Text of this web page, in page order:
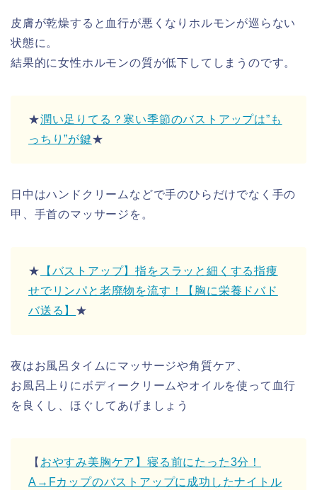
皮膚が乾燥すると血行が悪くなりホルモンが巡らない
状態に。
結果的に女性ホルモンの質が低下してしまうのです。
★潤い足りてる？寒い季節のバストアップは”も
っちり”が鍵★
日中はハンドクリームなどで手のひらだけでなく手の
甲、手首のマッサージを。
★
【バストアップ】指をスラッと細くする指痩
せでリンパと老廃物を流す！【胸に栄養ドバド
バ送る】 ★
夜はお風呂タイムにマッサージや角質ケア、
お風呂上りにボディークリームやオイルを使って血行
を良くし、ほぐしてあげましょう
【 おやすみ美胸ケア】寝る前にたった3分！
A→Fカップのバストアップに成功したナイトル